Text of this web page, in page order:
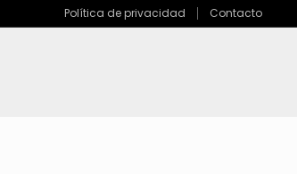
Política de privacidad Contacto